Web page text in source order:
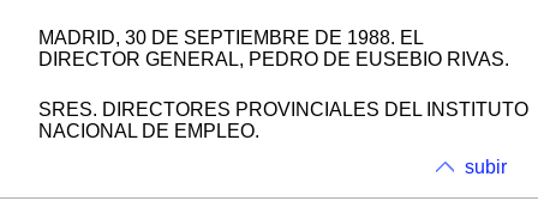
MADRID, 30 DE SEPTIEMBRE DE 1988. EL
DIRECTOR GENERAL, PEDRO DE EUSEBIO RIVAS.
SRES. DIRECTORES PROVINCIALES DEL INSTITUTO
NACIONAL DE EMPLEO.
subir